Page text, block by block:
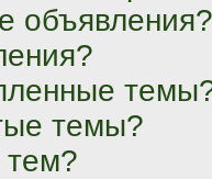
объявления?
темы?
тем?